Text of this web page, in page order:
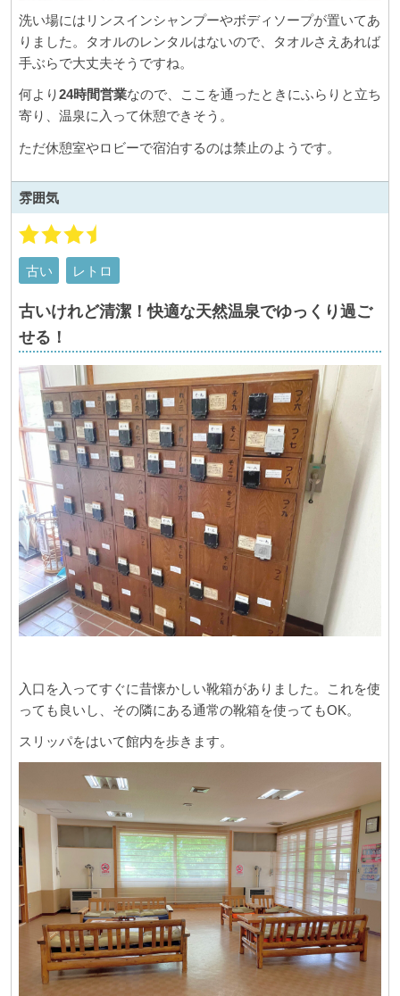
洗い場にはリンスインシャンプーやボディソープが置いてあ
りました。タオルのレンタルはないので、タオルさえあれば
手ぶらで大丈夫そうですね。
何より24時間営業なので、ここを通ったときにふらりと立ち
寄り、温泉に入って休憩できそう。
ただ休憩室やロビーで宿泊するのは禁止のようです。
雰囲気
古い レトロ
古いけれど清潔！快適な天然温泉でゆっくり過ご
せる！
入口を入ってすぐに昔懐かしい靴箱がありました。これを使
っても良いし、その隣にある通常の靴箱を使ってもOK。
スリッパをはいて館内を歩きます。